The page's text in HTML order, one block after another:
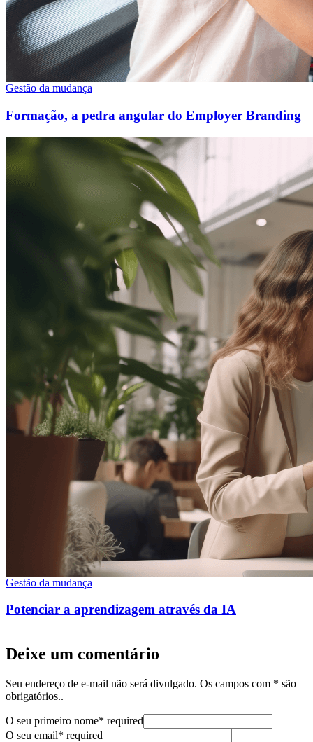
Gestão da mudança
Formação, a pedra angular do Employer Branding
Gestão da mudança
Potenciar a aprendizagem através da IA
Deixe um comentário
Seu endereço de e-mail não será divulgado. Os campos com * são
obrigatórios..
O seu primeiro nome* required
O seu email* required